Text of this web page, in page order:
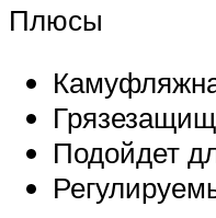
Плюсы
Подойдет